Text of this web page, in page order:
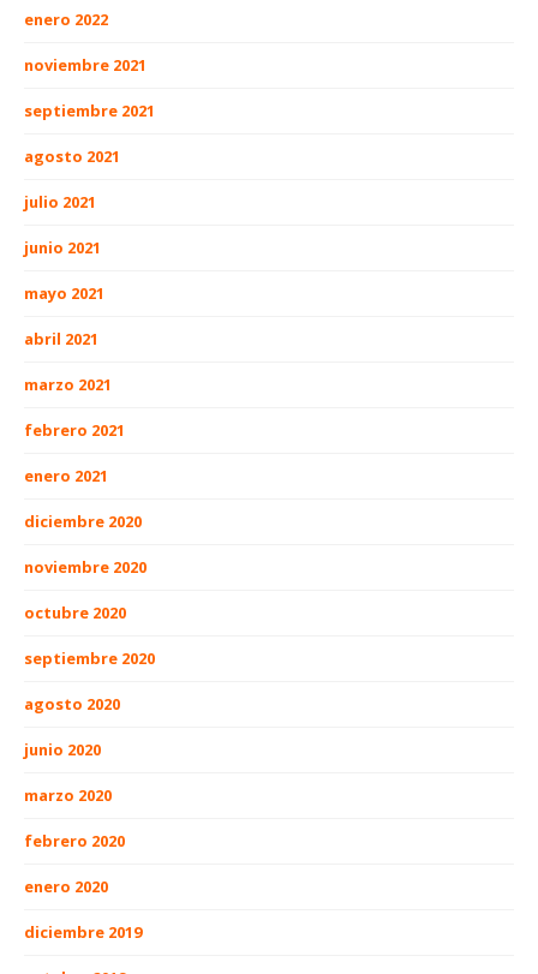
enero 2022
noviembre 2021
septiembre 2021
agosto 2021
julio 2021
junio 2021
mayo 2021
abril 2021
marzo 2021
febrero 2021
enero 2021
diciembre 2020
noviembre 2020
octubre 2020
septiembre 2020
agosto 2020
junio 2020
marzo 2020
febrero 2020
enero 2020
diciembre 2019